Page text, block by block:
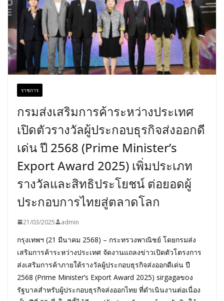
ราชการ
กรมส่งเสริมการค้าระหว่างประเทศ
เปิดตัวรางวัลผู้ประกอบธุรกิจส่งออกดี
เด่น ปี 2568 (Prime Minister’s
Export Award 2025) เพิ่มประเภท
รางวัลและสิทธิประโยชน์ ต่อยอดผู้
ประกอบการไทยสู่ตลาดโลก
21/03/2025 admin
กรุงเทพฯ (21 มีนาคม 2568) – กระทรวงพาณิชย์ โดยกรมส่ง
เสริมการค้าระหว่างประเทศ จัดงานแถลงข่าวเปิดตัวโตรงการ
ส่งเสริมการค้าภายใต้รางวัลผู้ประกอบธุรกิจส่งออกดีเด่น ปี
2568 (Prime Minister’s Export Award 2025) sirgagaขoง
รัฐบาลสำหรับผู้ประกอบธุรกิจส่งออกไทย ที่ดำเนินงานต่อเนื่อง